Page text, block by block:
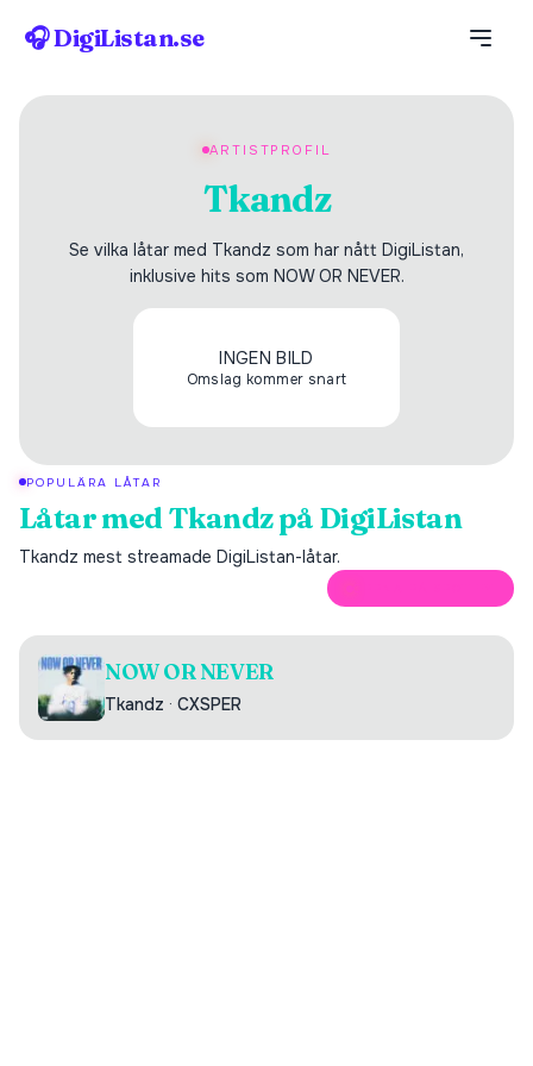
🎧 DigiListan.se
ARTISTPROFIL
Tkandz
Se vilka låtar med Tkandz som har nått DigiListan,
inklusive hits som NOW OR NEVER.
INGEN BILD
Omslag kommer snart
POPULÄRA LÅTAR
Låtar medTkandzpå DigiListan
Tkandz mest streamade DigiListan-låtar.
NOW OR NEVER
Tkandz · CXSPER